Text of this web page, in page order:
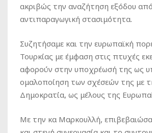
ακριβώς την αναζήτηση εξόδου
αντιπαραγωγική στασιμότητα.
Συζητήσαμε και την ευρωπαϊκή
Τουρκίας με έμφαση στις πτυχές
αφορούν στην υποχρέωσή της ως
ομαλοποίηση των σχέσεών της με
Δημοκρατία, ως μέλους της
Με την κα Μαρκουλλή,